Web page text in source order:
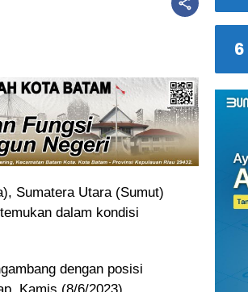
Sumatera Utara (Sumut)
dalam kondisi
dengan posisi
6